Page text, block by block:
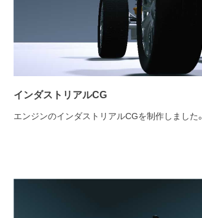
インダストリアルCG
エンジンのインダストリアルCGを制作しました。